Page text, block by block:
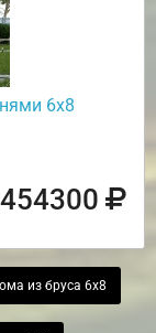
6х8
из бруса 6х8